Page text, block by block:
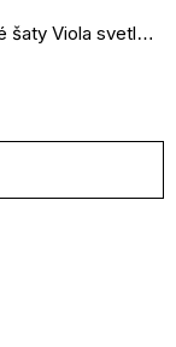
Mušelínové šaty Viola svetlo modré